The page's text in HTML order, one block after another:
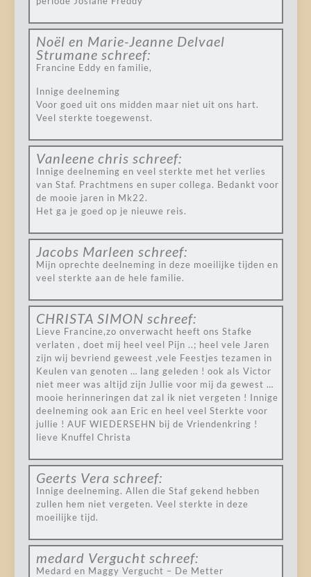
Noël en Marie-Jeanne Delvael
Strumane schreef:
Francine Eddy en familie,
Innige deelneming
Voor goed uit ons midden maar niet uit ons hart.
Veel sterkte toegewenst.
Vanleene chris schreef:
Innige deelneming en veel sterkte met het verlies
van Staf. Prachtmens en super collega. Bedankt voor
de mooie jaren in Mk22.
Het ga je goed op je nieuwe reis.
Jacobs Marleen schreef:
Mijn oprechte deelneming in deze moeilijke tijden en
veel sterkte aan de hele familie.
CHRISTA SIMON schreef:
Lieve Francine,zo onverwacht heeft ons Stafke
verlaten , doet mij heel veel Pijn ..; heel vele Jaren
zijn wij bevriend geweest ,vele Feestjes tezamen in
Keulen van genoten … lang geleden ! ook als Victor
niet meer was altijd zijn Jullie voor mij da gewest …
mooie herinneringen dat zal ik niet vergeten ! Innige
deelneming ook aan Eric en heel veel Sterkte voor
jullie ! AUF WIEDERSEHN bij de Vriendenkring !
lieve Knuffel Christa
Geerts Vera schreef:
Innige deelneming. Allen die Staf gekend hebben
zullen hem niet vergeten. Veel sterkte in deze
moeilijke tijd.
medard Vergucht schreef:
Medard en Maggy Vergucht – De Metter